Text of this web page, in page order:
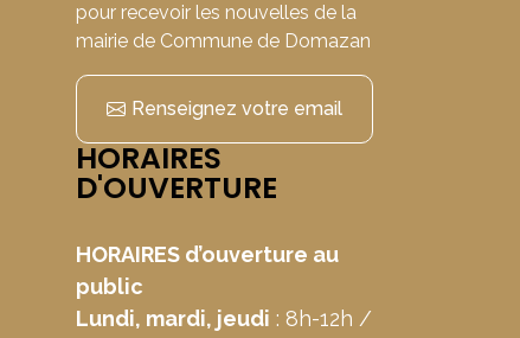
pour recevoir les nouvelles de la
mairie de Commune de Domazan
Renseignez votre email
HORAIRES
D'OUVERTURE
HORAIRES d’ouverture au
public
Lundi, mardi, jeudi : 8h-12h /